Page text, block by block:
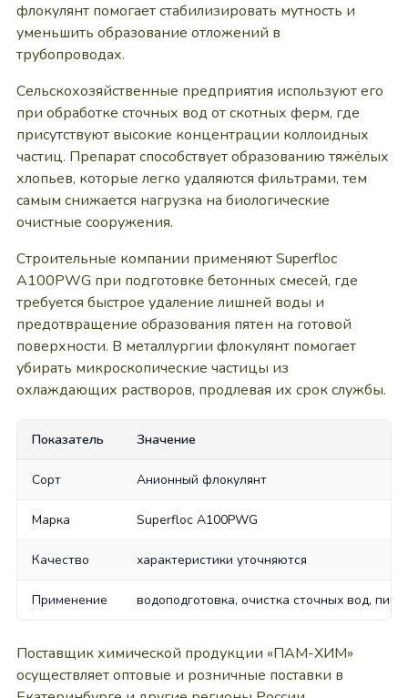
флокулянт помогает стабилизировать мутность и
уменьшить образование отложений в
трубопроводах.
Сельскохозяйственные предприятия используют его
при обработке сточных вод от скотных ферм, где
присутствуют высокие концентрации коллоидных
частиц. Препарат способствует образованию тяжёлых
хлопьев, которые легко удаляются фильтрами, тем
самым снижается нагрузка на биологические
очистные сооружения.
Строительные компании применяют Superfloc
A100PWG при подготовке бетонных смесей, где
требуется быстрое удаление лишней воды и
предотвращение образования пятен на готовой
поверхности. В металлургии флокулянт помогает
убирать микроскопические частицы из
охлаждающих растворов, продлевая их срок службы.
Показатель Значение
Сорт Анионный флокулянт
Марка Superfloc A100PWG
Качество характеристики уточняются
Применение водоподготовка, очистка сточных вод,
Поставщик химической продукции «ПАМ-ХИМ»
осуществляет оптовые и розничные поставки в